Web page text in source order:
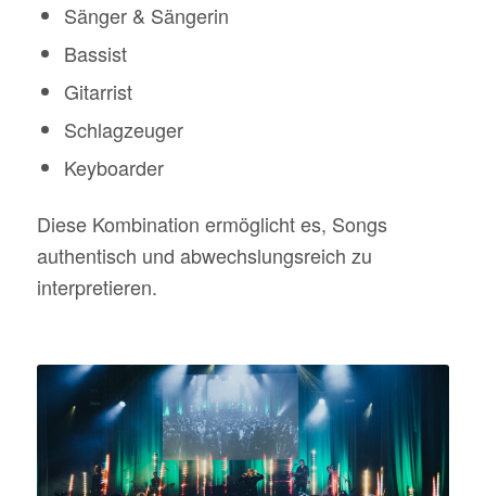
Sänger & Sängerin
Bassist
Gitarrist
Schlagzeuger
Keyboarder
Diese Kombination ermöglicht es, Songs
authentisch und abwechslungsreich zu
interpretieren.